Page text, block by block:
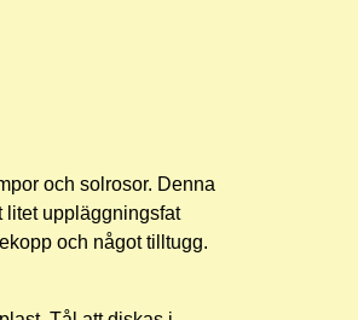
och solrosor. Denna
litet uppläggningsfat
och något tilltugg.